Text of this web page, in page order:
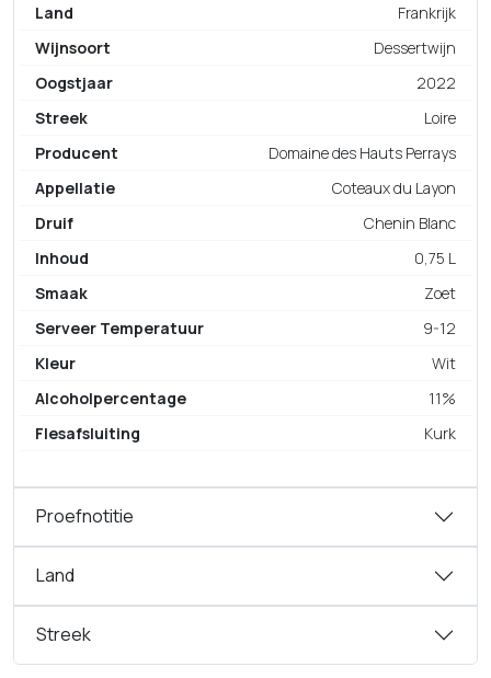
Land
Frankrijk
Wijnsoort
Dessertwijn
Oogstjaar
2022
Streek
Loire
Producent
Domaine des Hauts Perrays
Appellatie
Coteaux du Layon
Druif
Chenin Blanc
Inhoud
0,75 L
Smaak
Zoet
Serveer Temperatuur
9-12
Kleur
Wit
Alcoholpercentage
11%
Flesafsluiting
Kurk
Proefnotitie
Land
Streek